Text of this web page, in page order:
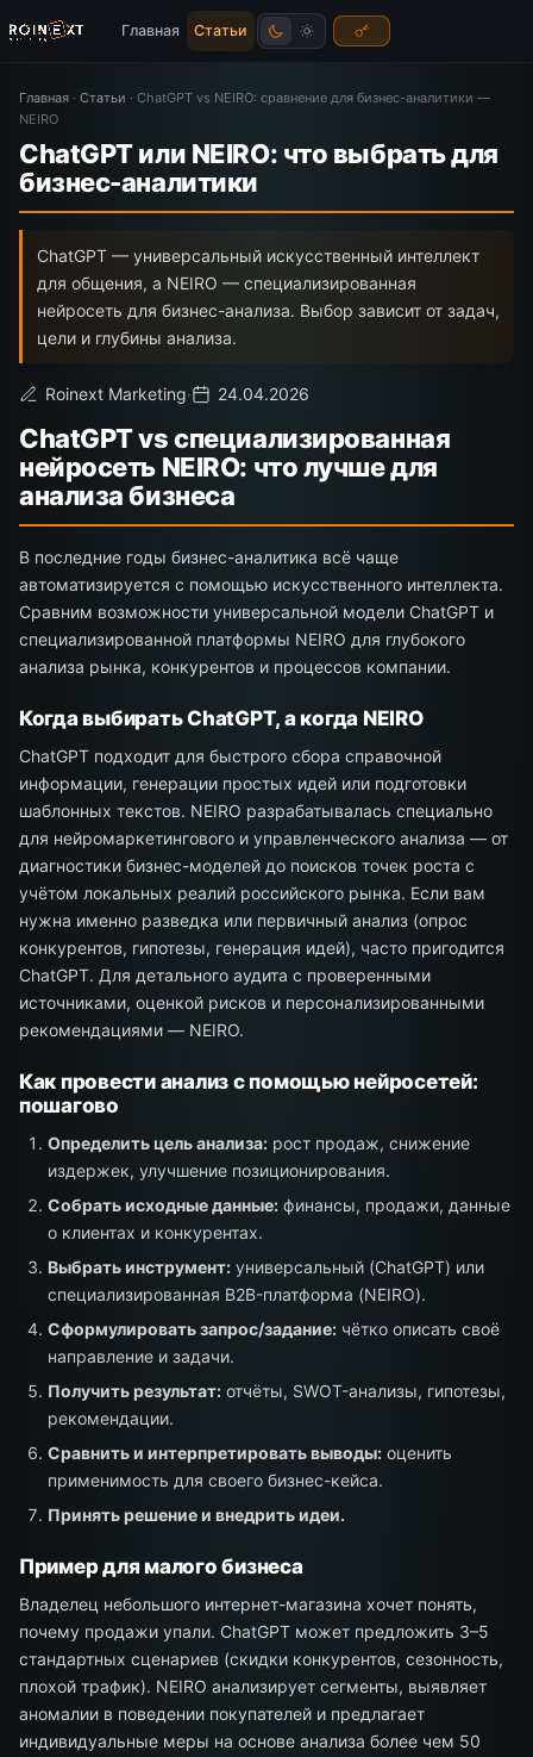
Главная Статьи
Главная · Статьи · ChatGPT vs NEIRO: сравнение для бизнес-аналитики —
NEIRO
ChatGPT или NEIRO: что выбрать для
бизнес-аналитики
ChatGPT — универсальный искусственный интеллект
для общения, а NEIRO — специализированная
нейросеть для бизнес-анализа. Выбор зависит от задач,
цели и глубины анализа.
Roinext Marketing· 24.04.2026
ChatGPT vs специализированная
нейросеть NEIRO: что лучше для
анализа бизнеса
В последние годы бизнес-аналитика всё чаще
автоматизируется с помощью искусственного интеллекта.
Сравним возможности универсальной модели ChatGPT и
специализированной платформы NEIRO для глубокого
анализа рынка, конкурентов и процессов компании.
Когда выбирать ChatGPT, а когда NEIRO
ChatGPT подходит для быстрого сбора справочной
информации, генерации простых идей или подготовки
шаблонных текстов. NEIRO разрабатывалась специально
для нейромаркетингового и управленческого анализа — от
диагностики бизнес-моделей до поисков точек роста с
учётом локальных реалий российского рынка. Если вам
нужна именно разведка или первичный анализ (опрос
конкурентов, гипотезы, генерация идей), часто пригодится
ChatGPT. Для детального аудита с проверенными
источниками, оценкой рисков и персонализированными
рекомендациями — NEIRO.
Как провести анализ с помощью нейросетей:
пошагово
Определить цель анализа: рост продаж, снижение
издержек, улучшение позиционирования.
Собрать исходные данные: финансы, продажи, данные
о клиентах и конкурентах.
Выбрать инструмент: универсальный (ChatGPT) или
специализированная B2B-платформа (NEIRO).
Сформулировать запрос/задание: чётко описать своё
направление и задачи.
Получить результат: отчёты, SWOT-анализы, гипотезы,
рекомендации.
Сравнить и интерпретировать выводы: оценить
применимость для своего бизнес-кейса.
Принять решение и внедрить идеи.
Пример для малого бизнеса
Владелец небольшого интернет-магазина хочет понять,
почему продажи упали. ChatGPT может предложить 3–5
стандартных сценариев (скидки конкурентов, сезонность,
плохой трафик). NEIRO анализирует сегменты, выявляет
аномалии в поведении покупателей и предлагает
индивидуальные меры на основе анализа более чем 50